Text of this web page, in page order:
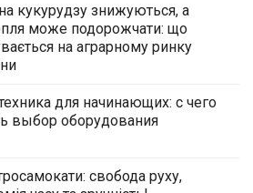
кукурудзу знижуються, а
може подорожчати: що
на аграрному ринку
для начинающих: с чего
выбор оборудования
свобода руху,